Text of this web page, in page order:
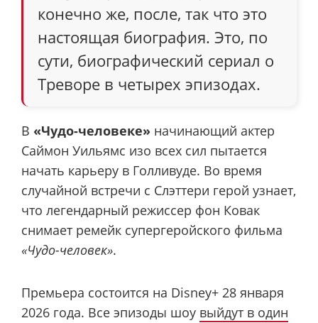
конечно же, после, так что это
настоящая биография. Это, по
сути, биографический сериал о
Треворе в четырех эпизодах.
В «Чудо-человеке» начинающий актер
Саймон Уильямс изо всех сил пытается
начать карьеру в Голливуде. Во время
случайной встречи с Слэттери герой узнает,
что легендарный режиссер фон Ковак
снимает ремейк супергеройского фильма
«Чудо-человек».
Премьера состоится на Disney+ 28 января
2026 года. Все эпизоды шоу выйдут в один